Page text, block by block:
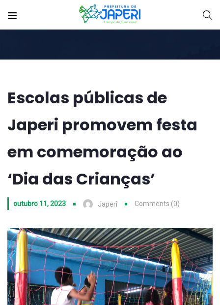
Escolas públicas de
Japeri promovem festa
em comemoração ao
‘Dia das Crianças’
outubro 11, 2023 Japeri Comments (0)